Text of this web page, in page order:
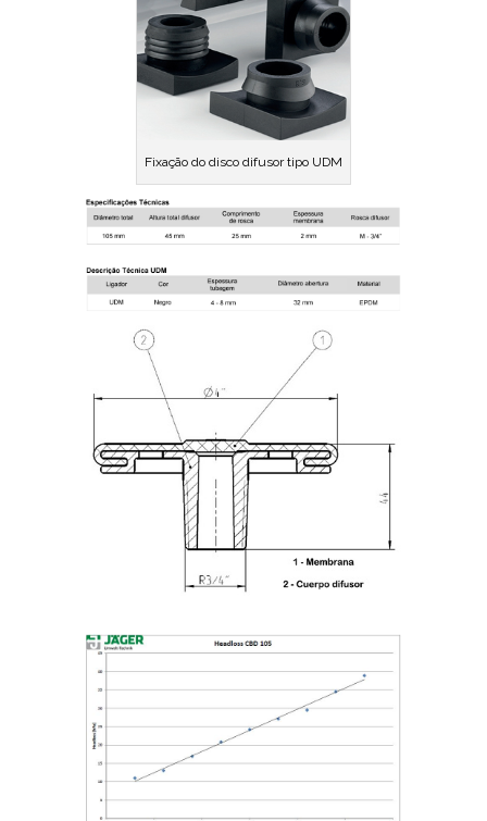
Fixação do disco difusor tipo UDM